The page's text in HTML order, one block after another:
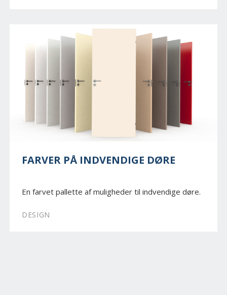
FARVER PÅ INDVENDIGE DØRE
En farvet pallette af muligheder til indvendige døre.
DESIGN